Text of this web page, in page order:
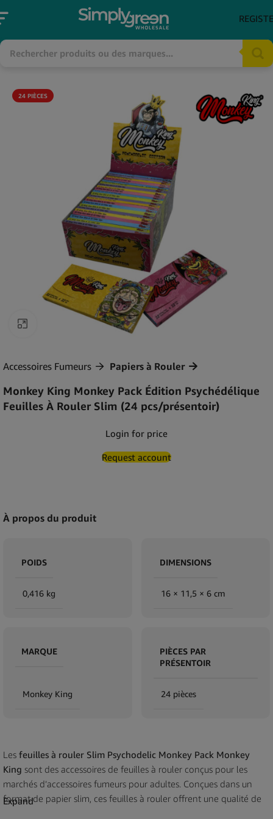
24 PIÈCES
Accessoires Fumeurs Papiers à Rouler
Monkey King Monkey Pack Édition Psychédélique
Feuilles À Rouler Slim (24 pcs/présentoir)
Login for price
Request account
À propos du produit
POIDS
0,416 kg
DIMENSIONS
16 × 11,5 × 6 cm
MARQUE
Monkey King
PIÈCES PAR
PRÉSENTOIR
24 pièces
Les feuilles à rouler Slim Psychodelic Monkey Pack Monkey
King sont des accessoires de feuilles à rouler conçus pour les
marchés d’accessoires fumeurs pour adultes. Conçues dans un
format de papier slim, ces feuilles à rouler offrent une qualité de
Expand